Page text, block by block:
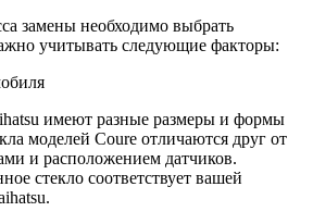
замены необходимо выбрать
учитывать следующие факторы:
имеют разные размеры и формы
моделей Coure отличаются друг от
и расположением датчиков.
стекло соответствует вашей